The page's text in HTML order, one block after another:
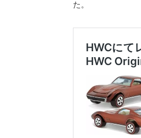
た。